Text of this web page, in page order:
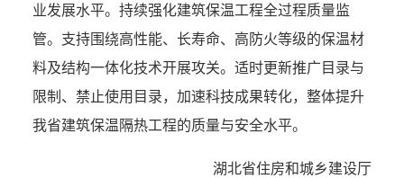
业发展水平。持续强化建筑保温工程全过程质量监
管。支持围绕高性能、长寿命、高防火等级的保温材
料及结构一体化技术开展攻关。适时更新推广目录与
限制、禁止使用目录，加速科技成果转化，整体提升
我省建筑保温隔热工程的质量与安全水平。
湖北省住房和城乡建设厅